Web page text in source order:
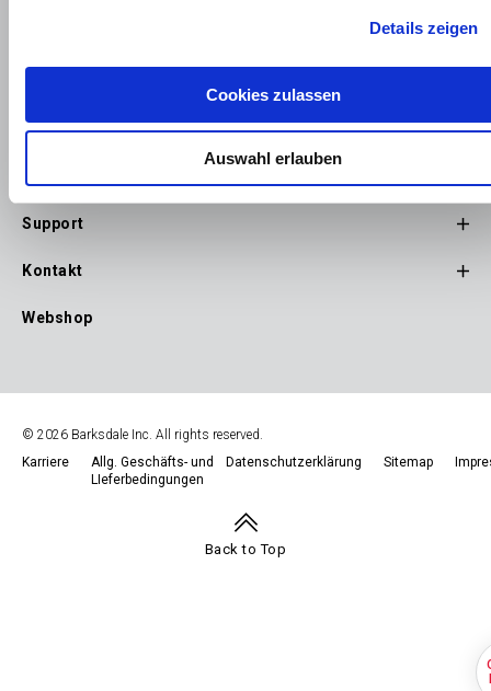
Details zeigen
Cookies zulassen
Auswahl erlauben
Footer
Navigation
Branchen
Support
Kontakt
Webshop
© 2026 Barksdale Inc. All rights reserved.
Footer
Karriere
Allg. Geschäfts- und
LIeferbedingungen
Datenschutzerklärung Sitemap
Back to Top